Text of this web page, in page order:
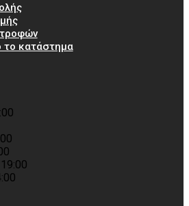
κατάστημα